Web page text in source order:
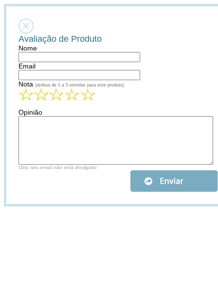
Avaliação de Produto
Nome
Email
Nota (atribua de 1 a 5 estrelas para este produto)
Opinião
Obs: seu email não será divulgado